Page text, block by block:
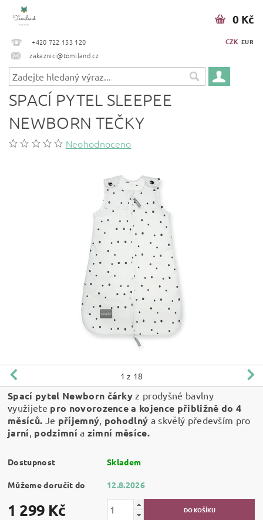
+420 722 153 120
zakaznici@tomiland.cz
CZK EUR
0 Kč
SPACÍ PYTEL SLEEPEE
NEWBORN TEČKY
Neohodnoceno
1 z 18
Spací pytel Newborn čárkyz prodyšné bavlny
využijete pro novorozence a kojence přibližně do 4
měsíců. Je příjemný pohodlný a skvělý především pro
jarní podzimní a zimní měsíce.
Dostupnost Skladem
Můžeme doručit do 12.8.2026
1 299 Kč